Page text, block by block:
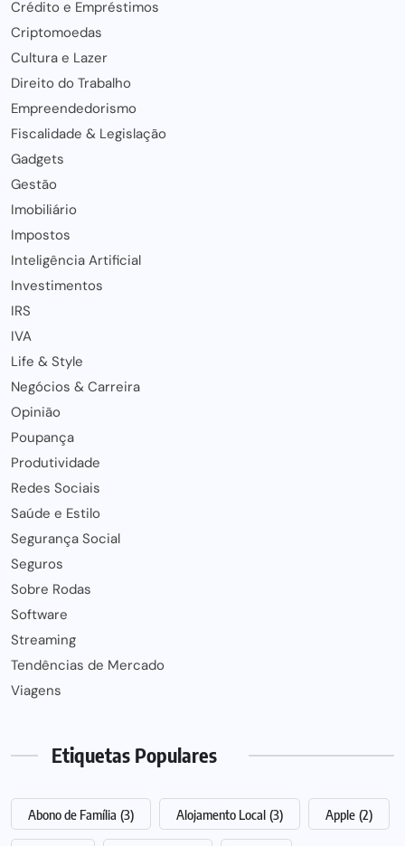
Crédito e Empréstimos
Criptomoedas
Cultura e Lazer
Direito do Trabalho
Empreendedorismo
Fiscalidade & Legislação
Gadgets
Gestão
Imobiliário
Impostos
Inteligência Artificial
Investimentos
IRS
IVA
Life & Style
Negócios & Carreira
Opinião
Poupança
Produtividade
Redes Sociais
Saúde e Estilo
Segurança Social
Seguros
Sobre Rodas
Software
Streaming
Tendências de Mercado
Viagens
Etiquetas Populares
Abono de Família (3) Alojamento Local (3) Apple (2)